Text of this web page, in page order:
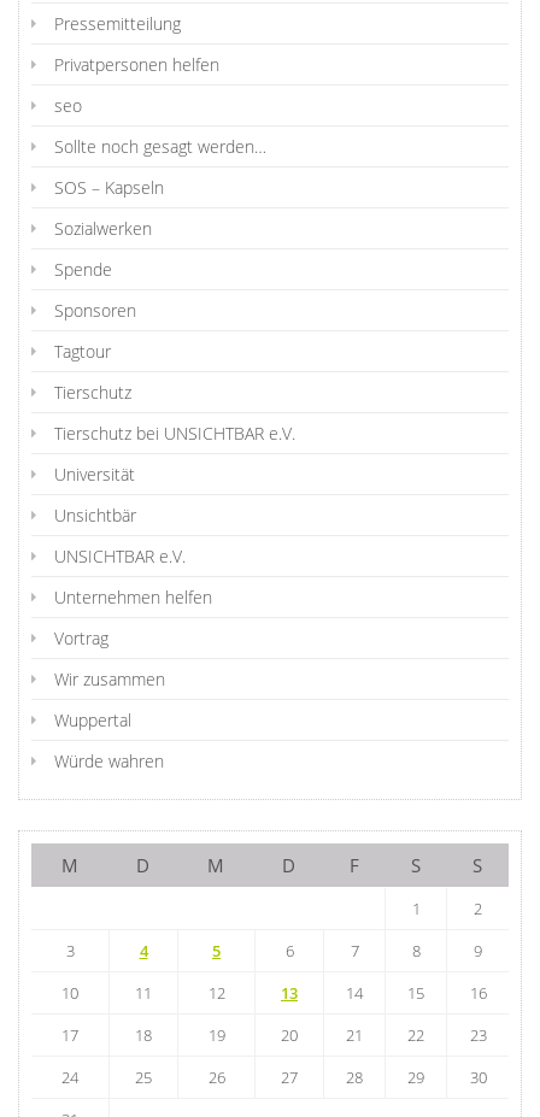
Pressemitteilung
Privatpersonen helfen
seo
Sollte noch gesagt werden…
SOS – Kapseln
Sozialwerken
Spende
Sponsoren
Tagtour
Tierschutz
Tierschutz bei UNSICHTBAR e.V.
Universität
Unsichtbär
UNSICHTBAR e.V.
Unternehmen helfen
Vortrag
Wir zusammen
Wuppertal
Würde wahren
M D M D F S S
1
2
3
4 5 6 7 8
9
10
11 12 13 14 15
16
17
18 19 20 21 22
23
24
25 26 27 28 29
30